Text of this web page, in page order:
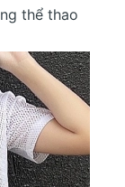
thể thao